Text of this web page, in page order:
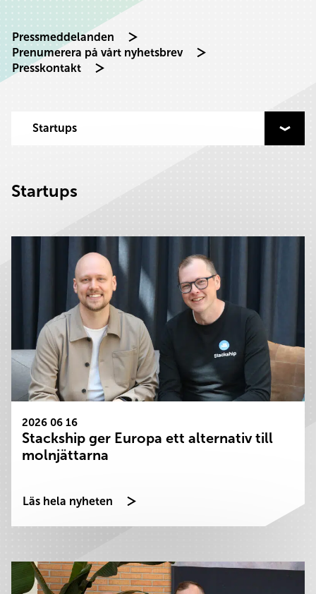
Pressmeddelanden
Prenumerera på vårt nyhetsbrev
Presskontakt
Startups
Startups
2026 06 16
Stackship ger Europa ett alternativ till
molnjättarna
Läs hela nyheten